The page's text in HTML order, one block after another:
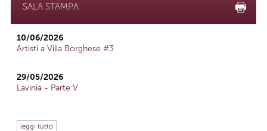
SALA STAMPA
10/06/2026
Artisti a Villa Borghese #3
29/05/2026
Lavinia - Parte V
leggi tutto